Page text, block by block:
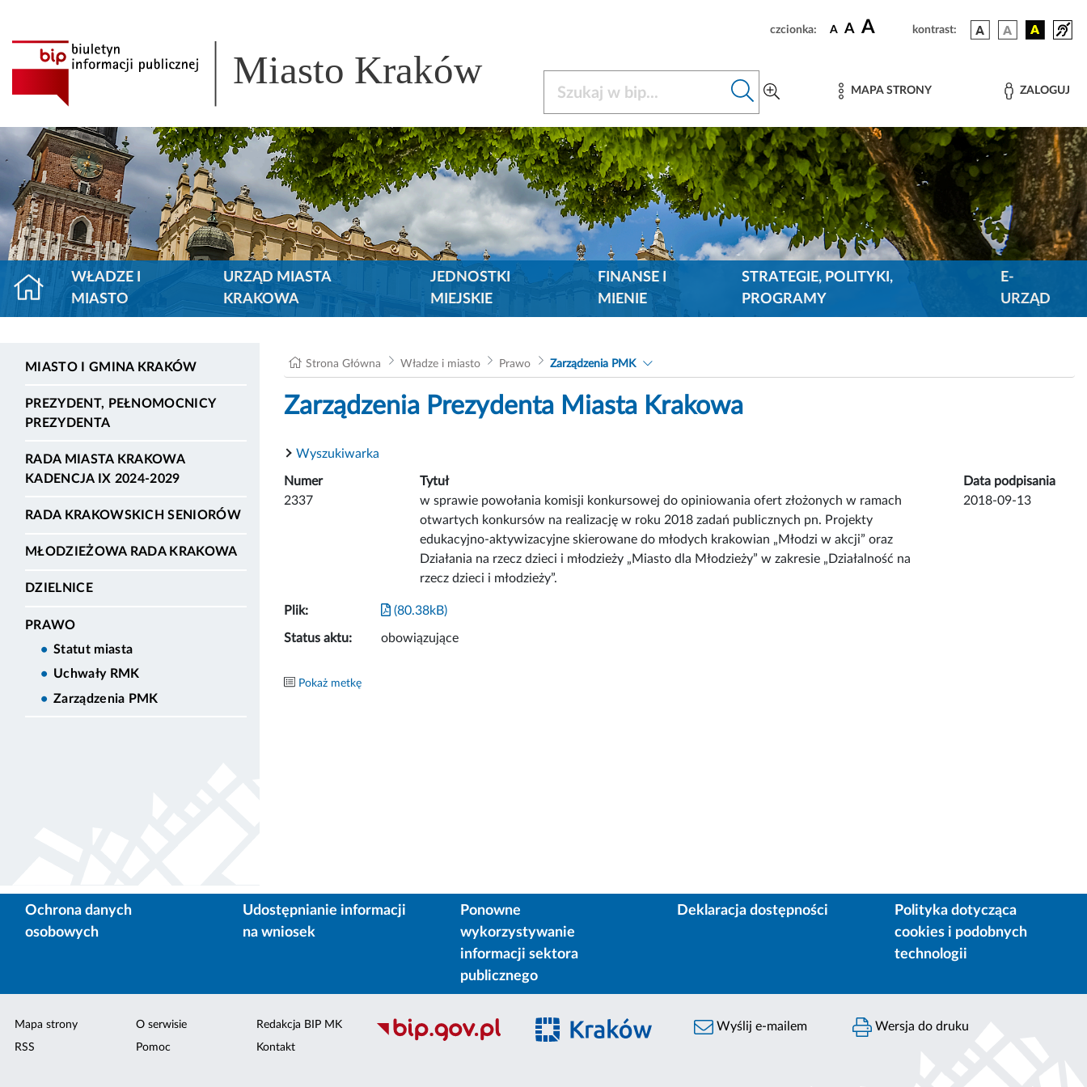
czcionka: A A A kontrast:
Miasto Kraków MAPA STRONY ZALOGUJ
WŁADZE I
MIASTO
URZĄD MIASTA
KRAKOWA
JEDNOSTKI
MIEJSKIE
FINANSE I
MIENIE
STRATEGIE, POLITYKI,
PROGRAMY
E-
URZĄD
MIASTO I GMINA KRAKÓW
PREZYDENT, PEŁNOMOCNICY
PREZYDENTA
RADA MIASTA KRAKOWA
KADENCJA IX 2024-2029
RADA KRAKOWSKICH SENIORÓW
MŁODZIEŻOWA RADA KRAKOWA
DZIELNICE
PRAWO
Statut miasta
Uchwały RMK
Zarządzenia PMK
Strona Główna Władze i miasto Prawo Zarządzenia PMK
Zarządzenia Prezydenta Miasta Krakowa
Wyszukiwarka
Numer Tytuł
Data podpisania
2337
w sprawie powołania komisji konkursowej do opiniowania ofert złożonych w ramach
otwartych konkursów na realizację w roku 2018 zadań publicznych pn. Projekty
edukacyjno-aktywizacyjne skierowane do młodych krakowian „Młodzi w akcji” oraz
Działania na rzecz dzieci i młodzieży „Miasto dla Młodzieży” w zakresie „Działalność na
rzecz dzieci i młodzieży”.
2018-09-13
Plik: (80.38kB)
Status aktu: obowiązujące
Pokaż metkę
Ochrona danych
osobowych
Udostępnianie informacji
na wniosek
Ponowne
wykorzystywanie
informacji sektora
publicznego
Deklaracja dostępności
Polityka dotycząca
cookies i podobnych
technologii
Mapa strony
RSS
O serwisie
Pomoc
Redakcja BIP MK
Kontakt
Wyślij e-mailem Wersja do druku